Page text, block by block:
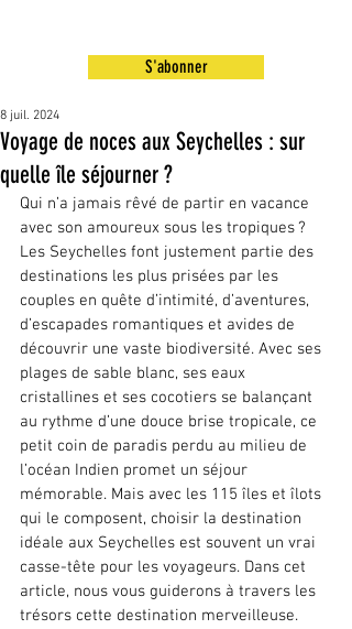
S'abonner
Voyage de noces aux Seychelles : sur
quelle île séjourner ?
8 juil. 2024
Qui n’a jamais rêvé de partir en vacance
avec son amoureux sous les tropiques ?
Les Seychelles font justement partie des
destinations les plus prisées par les
couples en quête d’intimité, d’aventures,
d’escapades romantiques et avides de
découvrir une vaste biodiversité. Avec ses
plages de sable blanc, ses eaux
cristallines et ses cocotiers se balançant
au rythme d’une douce brise tropicale, ce
petit coin de paradis perdu au milieu de
l’océan Indien promet un séjour
mémorable. Mais avec les 115 îles et îlots
qui le composent, choisir la destination
idéale aux Seychelles est souvent un vrai
casse-tête pour les voyageurs. Dans cet
article, nous vous guiderons à travers les
trésors cette destination merveilleuse.